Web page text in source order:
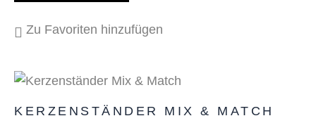
Zu Favoriten hinzufügen
KERZENSTÄNDER MIX & MATCH